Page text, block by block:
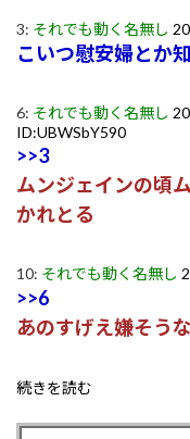
3: それでも動く名無し
こいつ慰安婦とか
6: それでも動く名無し
ID:UBWSbY590
>>3
ムンジェインの頃
かれとる
10: それでも動く名無し
>>6
あのすげえ嫌そう
続きを読む